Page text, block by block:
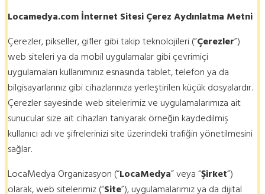
Locamedya.com İnternet Sitesi Çerez Aydınlatma Metni
Çerezler, pikseller, gifler gibi takip teknolojileri (“Çerezler”)
web siteleri ya da mobil uygulamalar gibi çevrimiçi
uygulamaları kullanımınız esnasında tablet, telefon ya da
bilgisayarlarınız gibi cihazlarınıza yerleştirilen küçük dosyalardır.
Çerezler sayesinde web sitelerimiz ve uygulamalarımıza ait
sunucular size ait cihazları tanıyarak örneğin kaydedilmiş
kullanıcı adı ve şifrelerinizi site üzerindeki trafiğin yönetilmesini
sağlar.
LocaMedya Organizasyon (“LocaMedya” veya “Şirket”)
olarak, web sitelerimiz (“Site”), uygulamalarımız ya da dijital